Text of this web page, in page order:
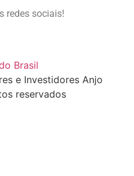
redes sociais!
e Investidores Anjo
reservados